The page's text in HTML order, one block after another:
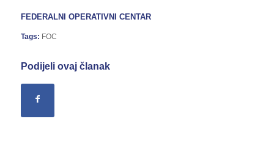
FEDERALNI OPERATIVNI CENTAR
Tags: FOC
Podijeli ovaj članak